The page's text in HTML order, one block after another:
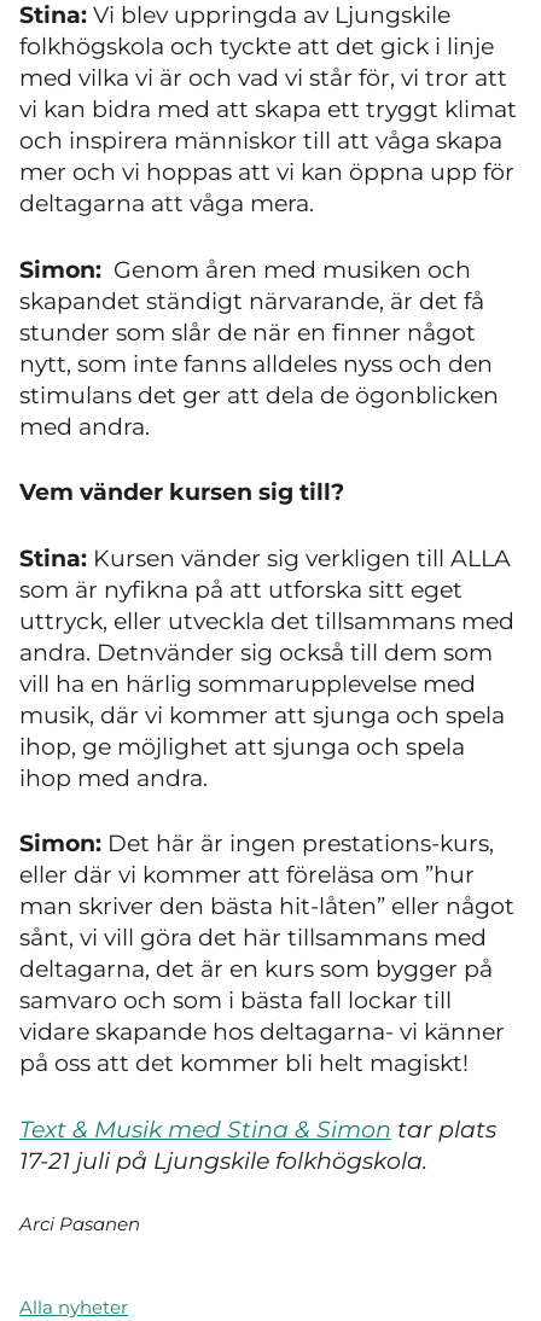
Stina: Vi blev uppringda av Ljungskile
folkhögskola och tyckte att det gick i linje
med vilka vi är och vad vi står för, vi tror att
vi kan bidra med att skapa ett tryggt klimat
och inspirera människor till att våga skapa
mer och vi hoppas att vi kan öppna upp för
deltagarna att våga mera.
Simon: Genom åren med musiken och
skapandet ständigt närvarande, är det få
stunder som slår de när en finner något
nytt, som inte fanns alldeles nyss och den
stimulans det ger att dela de ögonblicken
med andra.
Vem vänder kursen sig till?
Stina: Kursen vänder sig verkligen till ALLA
som är nyfikna på att utforska sitt eget
uttryck, eller utveckla det tillsammans med
andra. Detnvänder sig också till dem som
vill ha en härlig sommarupplevelse med
musik, där vi kommer att sjunga och spela
ihop, ge möjlighet att sjunga och spela
ihop med andra.
Simon: Det här är ingen prestations-kurs,
eller där vi kommer att föreläsa om ”hur
man skriver den bästa hit-låten” eller något
sånt, vi vill göra det här tillsammans med
deltagarna, det är en kurs som bygger på
samvaro och som i bästa fall lockar till
vidare skapande hos deltagarna- vi känner
på oss att det kommer bli helt magiskt!
Text & Musik med Stina & Simon tar plats
17-21 juli på Ljungskile folkhögskola.
Arci Pasanen
Alla nyheter